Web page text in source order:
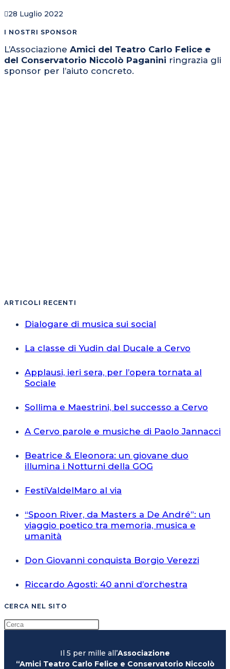
28 Luglio 2022
I NOSTRI SPONSOR
L’Associazione Amici del Teatro Carlo Felice e
del Conservatorio Niccolò Paganini ringrazia gli
sponsor per l’aiuto concreto.
ARTICOLI RECENTI
Dialogare di musica sui social
La classe di Yudin dal Ducale a Cervo
Applausi, ieri sera, per l’opera tornata al
Sociale
Sollima e Maestrini, bel successo a Cervo
A Cervo parole e musiche di Paolo Jannacci
Beatrice & Eleonora: un giovane duo
illumina i Notturni della GOG
FestiValdelMaro al via
“Spoon River, da Masters a De André”: un
viaggio poetico tra memoria, musica e
umanità
Don Giovanni conquista Borgio Verezzi
Riccardo Agosti: 40 anni d’orchestra
CERCA NEL SITO
Il 5 per mille all’Associazione
“Amici Teatro Carlo Felice e Conservatorio Niccolò